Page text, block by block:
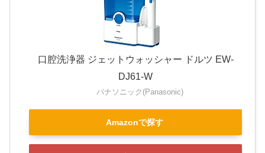
口腔洗浄器 ジェットウォッシャー ドルツ EW-
DJ61-W
パナソニック(Panasonic)
Amazonで探す